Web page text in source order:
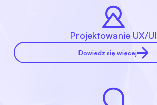
Projektowanie UX/UI
Dowiedz się więcej